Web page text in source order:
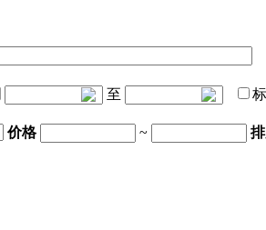
至
价格
~